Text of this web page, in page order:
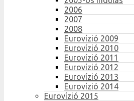
2006
2007
2008
Eurovízió 2009
Eurovízió 2010
Eurovízió 2011
Eurovízió 2012
Eurovízió 2013
Eurovízió 2014
Eurovízió 2015